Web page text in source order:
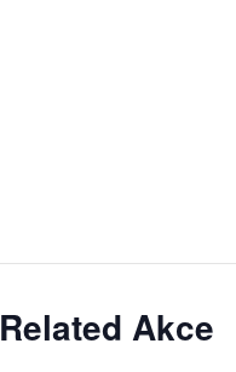
Related Akce